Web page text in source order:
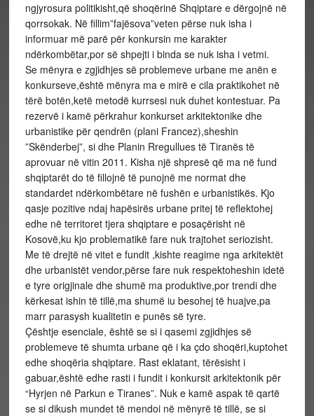
ngjyrosura politikisht,që shoqërinë Shqiptare e dërgojnë në
qorrsokak. Në fillim”fajësova”veten përse nuk isha i
informuar më parë për konkursin me karakter
ndërkombëtar,por së shpejti i binda se nuk isha i vetmi.
Se mënyra e zgjidhjes së problemeve urbane me anën e
konkurseve,është mënyra ma e mirë e cila praktikohet në
tërë botën,ketë metodë kurrsesi nuk duhet kontestuar. Pa
rezervë i kamë përkrahur konkurset arkitektonike dhe
urbanistike për qendrën (plani Francez),sheshin
”Skënderbej”, si dhe Planin Rregullues të Tiranës të
aprovuar në vitin 2011. Kisha një shpresë që ma në fund
shqiptarët do të fillojnë të punojnë me normat dhe
standardet ndërkombëtare në fushën e urbanistikës. Kjo
qasje pozitive ndaj hapësirës urbane pritej të reflektohej
edhe në territoret tjera shqiptare e posaçërisht në
Kosovë,ku kjo problematikë fare nuk trajtohet seriozisht.
Me të drejtë në vitet e fundit ,kishte reagime nga arkitektët
dhe urbanistët vendor,përse fare nuk respektoheshin idetë
e tyre origjinale dhe shumë ma produktive,por trendi dhe
kërkesat ishin të tillë,ma shumë iu besohej të huajve,pa
marr parasysh kualitetin e punës së tyre.
Çështje esenciale, është se si i qasemi zgjidhjes së
problemeve të shumta urbane që i ka çdo shoqëri,kuptohet
edhe shoqëria shqiptare. Rast eklatant, tërësisht i
gabuar,është edhe rasti i fundit i konkursit arkitektonik për
“Hyrjen në Parkun e Tiranes”. Nuk e kamë aspak të qartë
se si dikush mundet të mendoi në mënyrë të tillë, se si